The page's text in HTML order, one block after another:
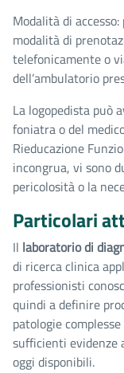
Modalità di
modalità di
telefonicamente o
dell’ambulatorio
La logopedista può
foniatra o del
Rieducazione
incongrua, vi sono
pericolosità o la
Particolari
Il laboratorio di
di ricerca clinica
professionisti
quindi a definire
patologie
sufficienti evidenze
oggi disponibili.